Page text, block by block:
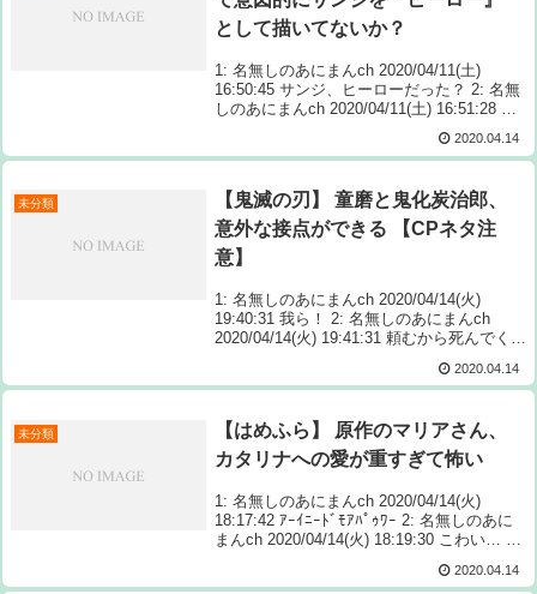
として描いてないか？
1: 名無しのあにまんch 2020/04/11(土)
16:50:45 サンジ、ヒーローだった？ 2: 名無
しのあにまんch 2020/04/11(土) 16:51:28 サ
2020.04.14
未分類
【鬼滅の刃】 童磨と鬼化炭治郎、
意外な接点ができる 【CPネタ注
意】
1: 名無しのあにまんch 2020/04/14(火)
19:40:31 我ら！ 2: 名無しのあにまんch
2020/04/14(火) 19:41:31 頼むから死んでくれ
2020.04.14
未分類
【はめふら】 原作のマリアさん、
カタリナへの愛が重すぎて怖い
1: 名無しのあにまんch 2020/04/14(火)
18:17:42 ｱｰｲﾆｰﾄﾞﾓｱﾊﾟｩﾜｰ 2: 名無しのあに
まんch 2020/04/14(火) 18:19:30 こわい… 4:
2020.04.14